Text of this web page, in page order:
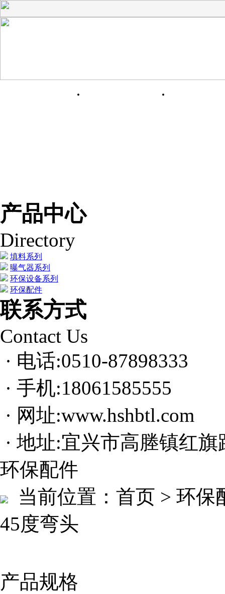
产品中心
Directory
填料系列
曝气器系列
环保设备系列
环保配件
联系方式
Contact Us
· 电话:0510-87898333
· 手机:18061585555
· 网址:www.hshbtl.com
· 地址:宜兴市高塍镇红旗
环保配件
当前位置： 首页 > 环保
45度弯头
产品规格